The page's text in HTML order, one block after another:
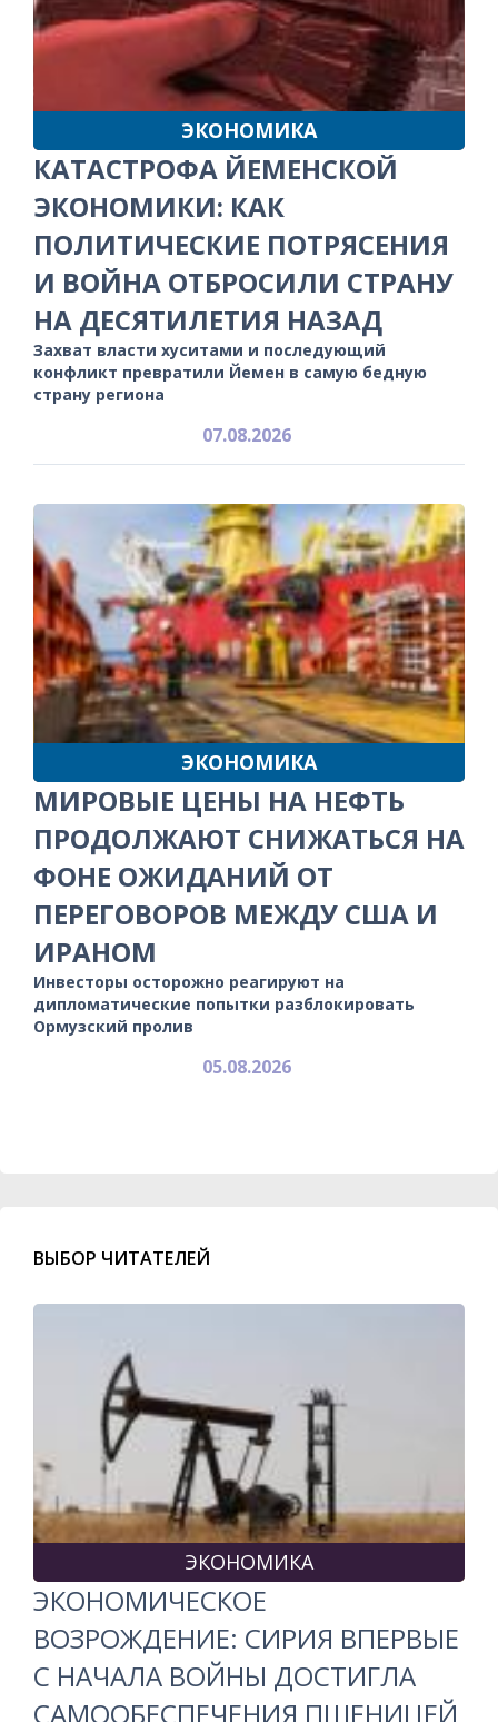
ЭКОНОМИКА
КАТАСТРОФА ЙЕМЕНСКОЙ
ЭКОНОМИКИ: КАК
ПОЛИТИЧЕСКИЕ ПОТРЯСЕНИЯ
И ВОЙНА ОТБРОСИЛИ СТРАНУ
НА ДЕСЯТИЛЕТИЯ НАЗАД
Захват власти хуситами и последующий
конфликт превратили Йемен в самую бедную
страну региона
07.08.2026
ЭКОНОМИКА
МИРОВЫЕ ЦЕНЫ НА НЕФТЬ
ПРОДОЛЖАЮТ СНИЖАТЬСЯ НА
ФОНЕ ОЖИДАНИЙ ОТ
ПЕРЕГОВОРОВ МЕЖДУ США И
ИРАНОМ
Инвесторы осторожно реагируют на
дипломатические попытки разблокировать
Ормузский пролив
05.08.2026
ВЫБОР ЧИТАТЕЛЕЙ
ЭКОНОМИКА
ЭКОНОМИЧЕСКОЕ
ВОЗРОЖДЕНИЕ: СИРИЯ ВПЕРВЫЕ
С НАЧАЛА ВОЙНЫ ДОСТИГЛА
САМООБЕСПЕЧЕНИЯ ПШЕНИЦЕЙ